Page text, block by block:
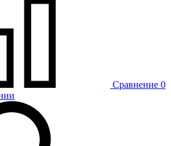
Сравнение 0